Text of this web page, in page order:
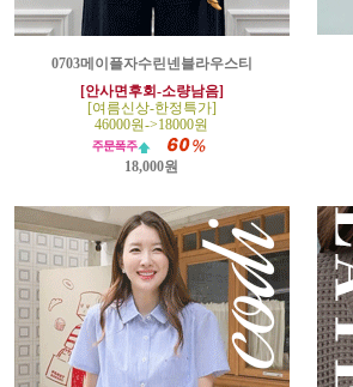
0703메이플자수린넨블라우스티
[안사면후회-소량남음]
[여름신상-한정특가]
46000원->18000원
18,000원